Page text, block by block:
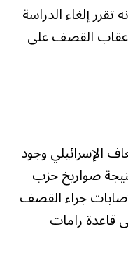
تقرر إلغاء الدراسة
أعقاب القصف على
الإسرائيلي وجود
صواريخ حزب
جراء القصف
قاعدة رامات